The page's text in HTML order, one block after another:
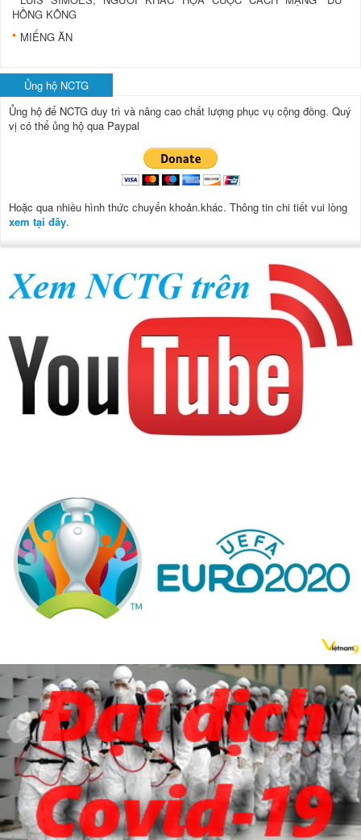
HỒNG KÔNG
MIẾNG ĂN
Ủng hộ NCTG
Ủng hộ để NCTG duy trì và nâng cao chất lượng phục vụ cộng đồng. Quý
vị có thể ủng hộ qua Paypal
Hoặc qua nhiều hình thức chuyển khoản.khác. Thông tin chi tiết vui lòng
xem tại đây.